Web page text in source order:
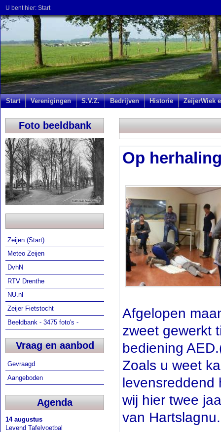
U bent hier: Start
Start Verenigingen S.V.Z. Bedrijven Historie ZeijerWiek
Foto beeldbank
Zeijen (Start)
Meteo Zeijen
DvhN
RTV Drenthe
NU.nl
Zeijer Fietstocht
Beeldbank - 3475 foto's -
Vraag en aanbod
Gevraagd
Aangeboden
Agenda
14 augustus
Levend Tafelvoetbal
Op
Afgelopen
zweet gewerkt
bediening
Zoals u weet
levensreddend
wij hier twee
van Hartslagnu.